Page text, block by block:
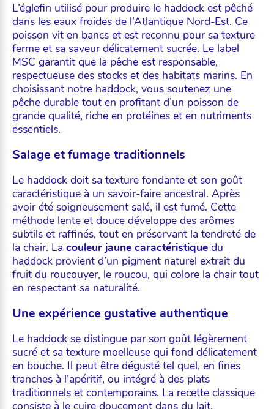
L’églefin utilisé pour produire le haddock est pêché
dans les eaux froides de l’Atlantique Nord-Est. Ce
poisson vit en bancs et est reconnu pour sa texture
ferme et sa saveur délicatement sucrée. Le label
MSC garantit que la pêche est responsable,
respectueuse des stocks et des habitats marins. En
choisissant notre haddock, vous soutenez une
pêche durable tout en profitant d’un poisson de
grande qualité, riche en protéines et en nutriments
essentiels.
Salage et fumage traditionnels
Le haddock doit sa texture fondante et son goût
caractéristique à un savoir-faire ancestral. Après
avoir été soigneusement salé, il est fumé. Cette
méthode lente et douce développe des arômes
subtils et raffinés, tout en préservant la tendreté de
la chair. La couleur jaune caractéristique du
haddock provient d’un pigment naturel extrait du
fruit du roucouyer, le roucou, qui colore la chair tout
en respectant sa naturalité.
Une expérience gustative authentique
Le haddock se distingue par son goût légèrement
sucré et sa texture moelleuse qui fond délicatement
en bouche. Il peut être dégusté tel quel, en fines
tranches à l’apéritif, ou intégré à des plats
traditionnels et contemporains. La recette classique